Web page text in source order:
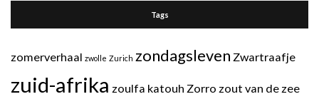
Tags
zomerverhaal zwolle Zurich zondagsleven Zwartraafje
zuid-afrika zoulfa katouh Zorro zout van de zee